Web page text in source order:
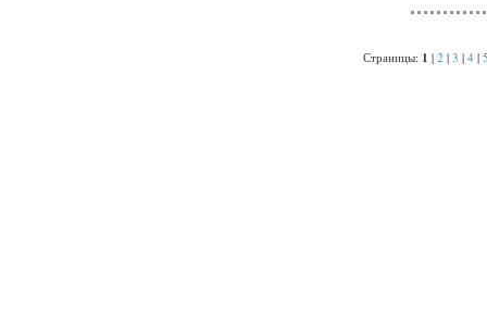
Страницы: 1 | 2 | 3 | 4 |